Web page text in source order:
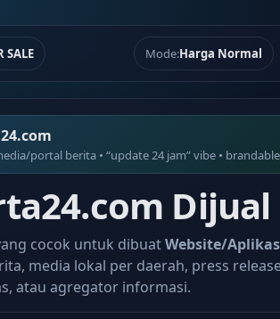
SALE Mode:Harga Normal
portal berita • “update 24 jam” vibe • brandable
Dijual
cocok untuk dibuatWebsite/
media lokal per daerah, press
atau agregator informasi.